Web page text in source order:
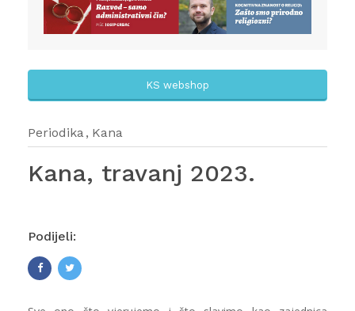
KS webshop
Periodika Kana
Kana, travanj 2023.
Podijeli: